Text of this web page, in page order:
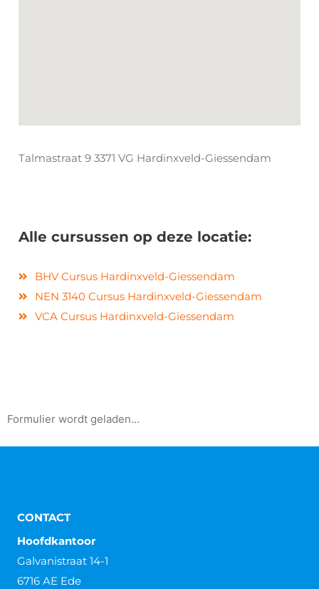
Talmastraat 9 3371 VG Hardinxveld-Giessendam
Alle cursussen op deze locatie:
BHV Cursus Hardinxveld-Giessendam
NEN 3140 Cursus Hardinxveld-Giessendam
VCA Cursus Hardinxveld-Giessendam
Formulier wordt geladen...
CONTACT
Hoofdkantoor
Galvanistraat 14-1
6716 AE Ede